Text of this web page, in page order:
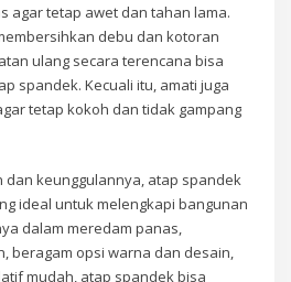
agar tetap awet dan tahan lama.
debu dan kotoran
ulang secara terencana bisa
spandek. Kecuali itu, amati juga
tetap kokoh dan tidak gampang
dan keunggulannya, atap spandek
ideal untuk melengkapi bangunan
dalam meredam panas,
beragam opsi warna dan desain,
mudah, atap spandek bisa